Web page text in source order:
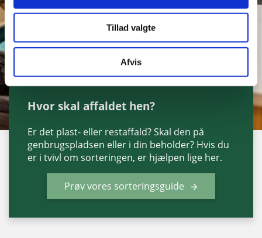
Tillad valgte
Afvis
Sorteringsguide
Hvor skal affaldet hen?
Er det plast- eller restaffald? Skal den på
genbrugspladsen eller i din beholder? Hvis du
er i tvivl om sorteringen, er hjælpen lige her.
Prøv vores sorteringsguide